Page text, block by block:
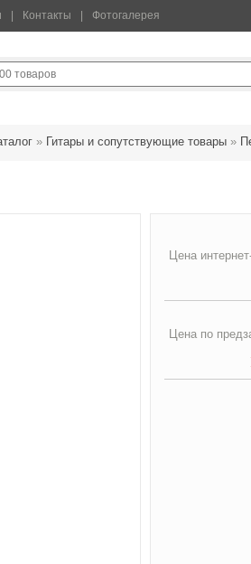
Контакты Фотогалерея
» Гитары и сопутствующие товары »
Цена
Цена по